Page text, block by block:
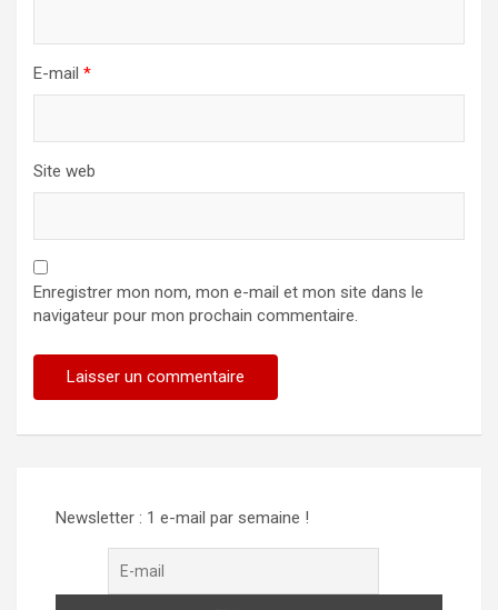
E-mail *
Site web
Enregistrer mon nom, mon e-mail et mon site dans le
navigateur pour mon prochain commentaire.
Newsletter : 1 e-mail par semaine !